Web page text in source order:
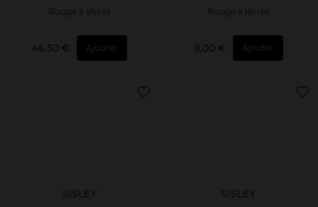
Rouge à lévres
46,50 € Ajouter
Rouge à lévres
9,00 € Ajouter
SISLEY SISLEY